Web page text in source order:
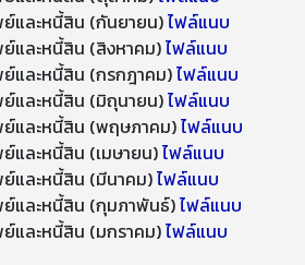
และหนี้สิน (กันยายน)ไฟล์แนบ
และหนี้สิน (สิงหาคม)ไฟล์แนบ
และหนี้สิน (กรกฎาคม)ไฟล์แนบ
และหนี้สิน (มิถุนายน)ไฟล์แนบ
และหนี้สิน (พฤษภาคม)ไฟล์แนบ
และหนี้สิน (เมษายน)ไฟล์แนบ
และหนี้สิน (มีนาคม)ไฟล์แนบ
และหนี้สิน (กุมภาพันธ์)ไฟล์แนบ
และหนี้สิน (มกราคม)ไฟล์แนบ